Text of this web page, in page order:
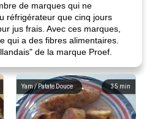
de marques qui ne
réfrigérateur que cinq jours
jus frais. Avec ces marques,
qui a des fibres alimentaires.
de la marque Proef.
35 min
Yam / Patate Douce